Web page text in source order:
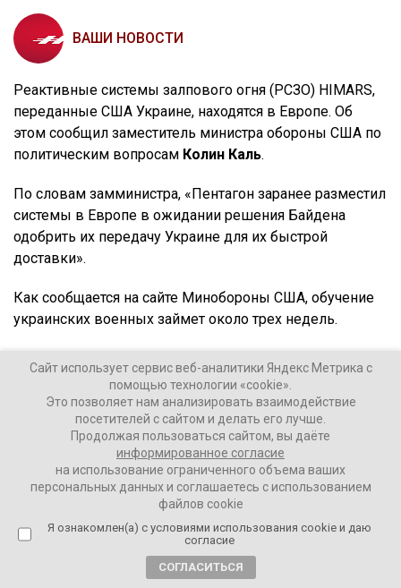
ВАШИ НОВОСТИ
Реактивные системы залпового огня (РСЗО) HIMARS,
переданные США Украине, находятся в Европе. Об
этом сообщил заместитель министра обороны США по
политическим вопросам Колин Каль.
По словам замминистра, «Пентагон заранее разместил
системы в Европе в ожидании решения Байдена
одобрить их передачу Украине для их быстрой
доставки».
Как сообщается на сайте Минобороны США, обучение
украинских военных займет около трех недель.
Напомним, что ранее президент США Джо Байден
распорядился передать Украине РСЗО HIMARS в
рамках нового пакета военной помощи.
При этом президент УкраиныВладимир Зеленский
заверил, что удары по территории России из этих
систем наноситься не будут.
О намерении Великобритании тоже отправить на
Украину РСЗО заявил министр обороны страны
Сайт использует сервис веб-аналитики Яндекс Метрика с
помощью технологии «cookie».
Это позволяет нам анализировать взаимодействие
посетителей с сайтом и делать его лучше.
Продолжая пользоваться сайтом, вы даёте
информированное согласие
на использование ограниченного объема ваших
персональных данных и соглашаетесь с использованием
файлов cookie
Я ознакомлен(а) с условиями использования cookie и даю
согласие
СОГЛАСИТЬСЯ